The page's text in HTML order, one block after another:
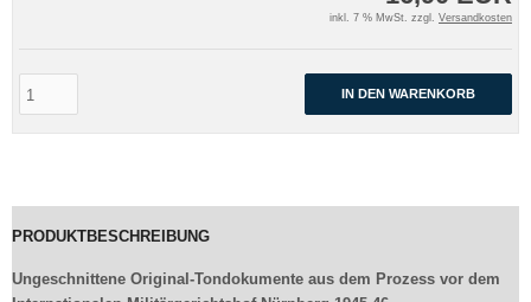
inkl. 7 % MwSt. zzgl. Versandkosten
IN DEN WARENKORB
PRODUKTBESCHREIBUNG
Ungeschnittene Original-Tondokumente aus dem Prozess vor dem